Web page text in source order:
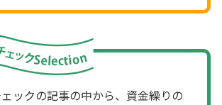
ックの記事の中から、資金繰りの